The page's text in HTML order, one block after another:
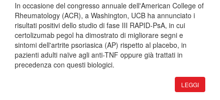
In occasione del congresso annuale dell'American College of
Rheumatology (ACR), a Washington, UCB ha annunciato i
risultati positivi dello studio di fase III RAPID-PsA, in cui
certolizumab pegol ha dimostrato di migliorare segni e
sintomi dell'artrite psoriasica (AP) rispetto al placebo, in
pazienti adulti naïve agli anti-TNF oppure già trattati in
precedenza con questi biologici.
LEGGI